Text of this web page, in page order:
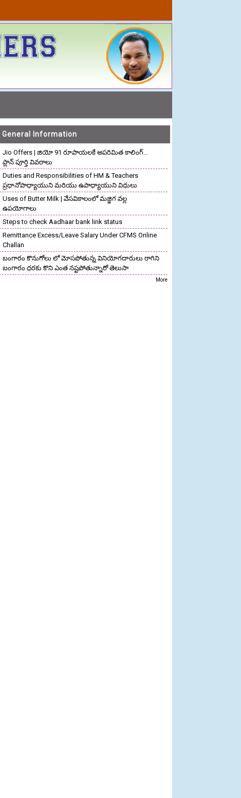
General Information
Jio Offers | జియో 91 రూపాయలకే అపరిమిత కాలింగ్...
ప్లాన్ పూర్తి వివరాలు
Duties and Responsibilities of HM & Teachers
ప్రధానోపాధ్యాయుని మరియు ఉపాధ్యాయుని విధులు
Uses of Butter Milk | వేసవికాలంలో మజ్జిగ వల్ల
ఉపయోగాలు
Steps to check Aadhaar bank link status
Remittance Excess/Leave Salary Under CFMS Online
Challan
బంగారం కొనుగోలు లో మోసపోతున్న వినియోగదారులు రాగిని
బంగారం ధరకు కొని ఎంత నష్టపోతున్నారో తెలుసా
More